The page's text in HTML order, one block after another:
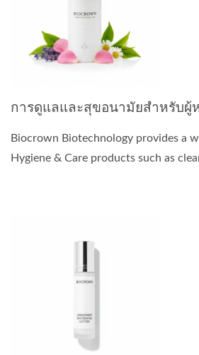
การดูแลและสุขอนามัยสำหรับผู้
Biocrown Biotechnology provides a
Hygiene & Care products such as